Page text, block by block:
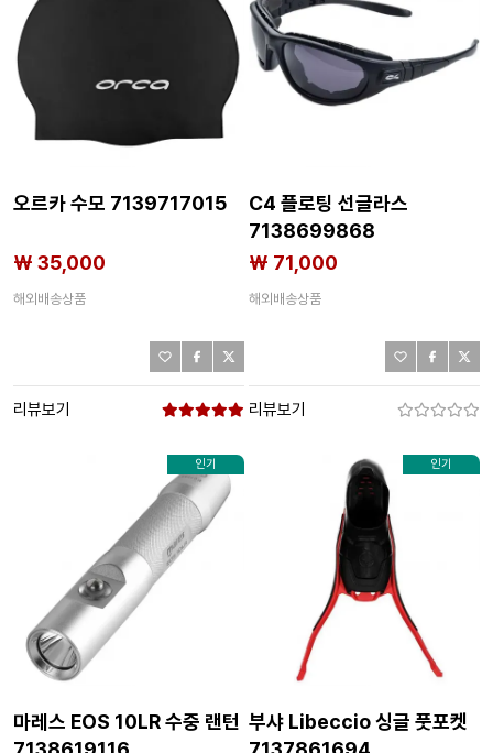
오르카 수모 7139717015
₩ 35,000
해외배송상품
리뷰보기
C4 플로팅 선글라스
7138699868
₩ 71,000
해외배송상품
리뷰보기
인기
마레스 EOS 10LR 수중 랜턴
인기
부샤 Libeccio 싱글 풋포켓